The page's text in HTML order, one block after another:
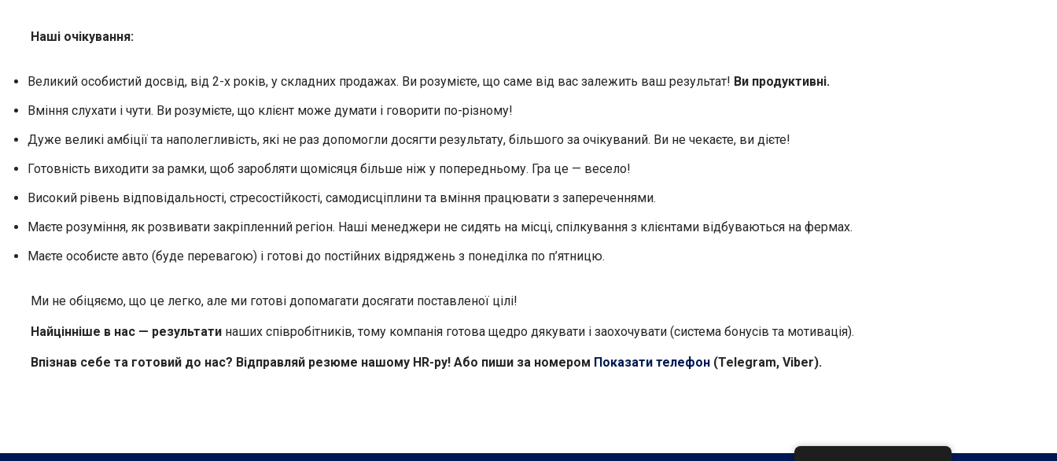
Наші очікування:
Великий особистий досвід, від 2-х років, у складних продажах. Ви розумієте, що саме від вас залежить ваш результат! Ви продуктивні.
Вміння слухати і чути. Ви розумієте, що клієнт може думати і говорити по-різному!
Дуже великі амбіції та наполегливість, які не раз допомогли досягти результату, більшого за очікуваний. Ви не чекаєте, ви дієте!
Готовність виходити за рамки, щоб заробляти щомісяця більше ніж у попередньому. Гра це — весело!
Високий рівень відповідальності, стресостійкості, самодисціплини та вміння працювати з запереченнями.
Маєте розуміння, як розвивати закріпленний регіон. Наші менеджери не сидять на місці, спілкування з клієнтами відбуваються на фермах.
Маєте особисте авто (буде перевагою) і готові до постійних відряджень з понеділка по п’ятницю.
Ми не обіцяємо, що це легко, але ми готові допомагати досягати поставленої цілі!
Найцінніше в нас — результати наших співробітників, тому компанія готова щедро дякувати і заохочувати (система бонусів та мотивація).
Впізнав себе та готовий до нас? Відправляй резюме нашому HR-ру! Або пиши за номером Показати телефон (Telegram, Viber).